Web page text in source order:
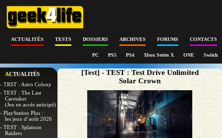
ACTUALITÉS TESTS DOSSIERS ARCHIVES FORUMS CONTACTS
PC PS5 PS4 Xbox Series X ONE Switch
ACTUALITÉS
- TRST : Astro Colony
- TEST : The Last
Caretaker
(Jeu en accès anticipé)
- PlayStation Plus :
les jeux d’août 2026
- TEST : Splatoon
Raiders
[Test] - TEST : Test Drive Unlimited
Solar Crown